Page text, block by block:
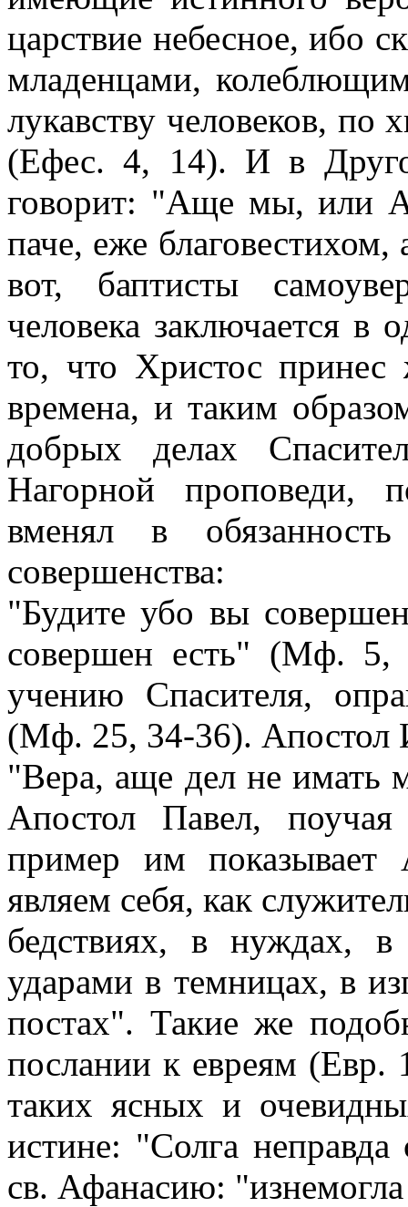
царствие небесное, ибо
младенцами,
лукавству человеков, по
(Ефес. 4, 14). И в
говорит: "Аще мы, или
паче, еже
вот, баптисты
человека заключается в
то, что Христос принес
времена, и таким
добрых делах
Нагорной проповеди,
вменял в
совершенства:
"Будите убо вы
совершен есть" (Мф.
учению Спасителя,
(Мф. 25, 34-36). Апостол
"Вера, аще дел не имать
Апостол Павел,
пример им показывает
являем себя, как
бедствиях, в нуждах, в
ударами в темницах, в
постах". Такие же
послании к евреям (Евр.
таких ясных и
истине: "Солга
св. Афанасию: